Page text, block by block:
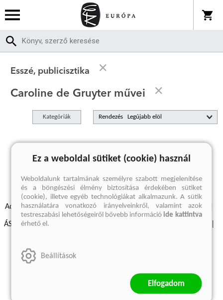
Esszé, publicisztika
Caroline de Gruyter művei
Kategóriák Rendezés
A keresett kifejezésre nincs találat
Adatvédelmi szabályzatok Elállási felmondási nyilatkozat
ÁSZF - Vásárlási feltételek
Szállítási információk
Ez a weboldal sütiket (cookie) használ
Weboldalunk tartalmának személyre szabott megjelenítése
és a böngészési élmény biztosítása érdekében sütiket
(cookie), illetve egyéb technológiákat alkalmazunk. A sütik
használatára vonatkozó irányelveinkről, valamint azok
testreszabási lehetőségeiről bővebb információide kattintva
érhető el.
Beállítások
Elfogadom